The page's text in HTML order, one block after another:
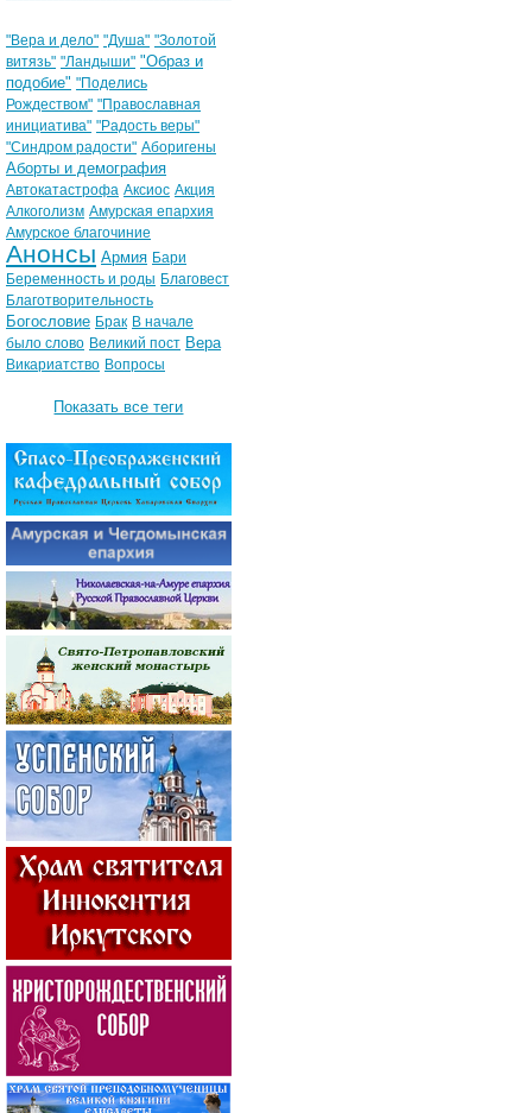
"Вера и дело" "Душа" "Золотой
витязь" "Ландыши" "Образ и
подобие" "Поделись
Рождеством" "Православная
инициатива" "Радость веры"
"Синдром радости" Аборигены
Аборты и демография
Автокатастрофа Аксиос Акция
Алкоголизм Амурская епархия
Амурское благочиние
Анонсы Армия Бари
Беременность и роды Благовест
Благотворительность
Богословие Брак В начале
было слово Великий пост Вера
Викариатство Вопросы
Показать все теги